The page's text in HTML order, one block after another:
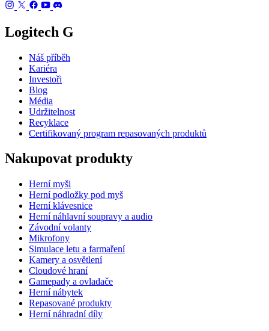
Logitech G
Náš příběh
Kariéra
Investoři
Blog
Média
Udržitelnost
Recyklace
Certifikovaný program repasovaných produktů
Nakupovat produkty
Herní myši
Herní podložky pod myš
Herní klávesnice
Herní náhlavní soupravy a audio
Závodní volanty
Mikrofony
Simulace letu a farmaření
Kamery a osvětlení
Cloudové hraní
Gamepady a ovladače
Herní nábytek
Repasované produkty
Herní náhradní díly